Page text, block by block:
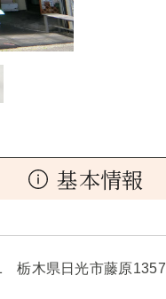
基本情報
栃木県日光市藤原1357